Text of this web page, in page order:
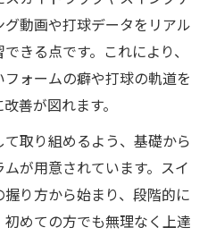
動画や打球データをリアル
きる点です。これにより、
ォームの癖や打球の軌道を
善が図れます。
取り組めるよう、基礎から
が用意されています。スイ
り方から始まり、段階的に
めての方でも無理なく上達